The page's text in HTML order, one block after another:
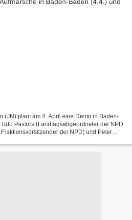
(JN) plant am 4. April eine Demo in Baden-
Pastörs (Landtagsabgeordneter der NPD
der NPD) und Peter